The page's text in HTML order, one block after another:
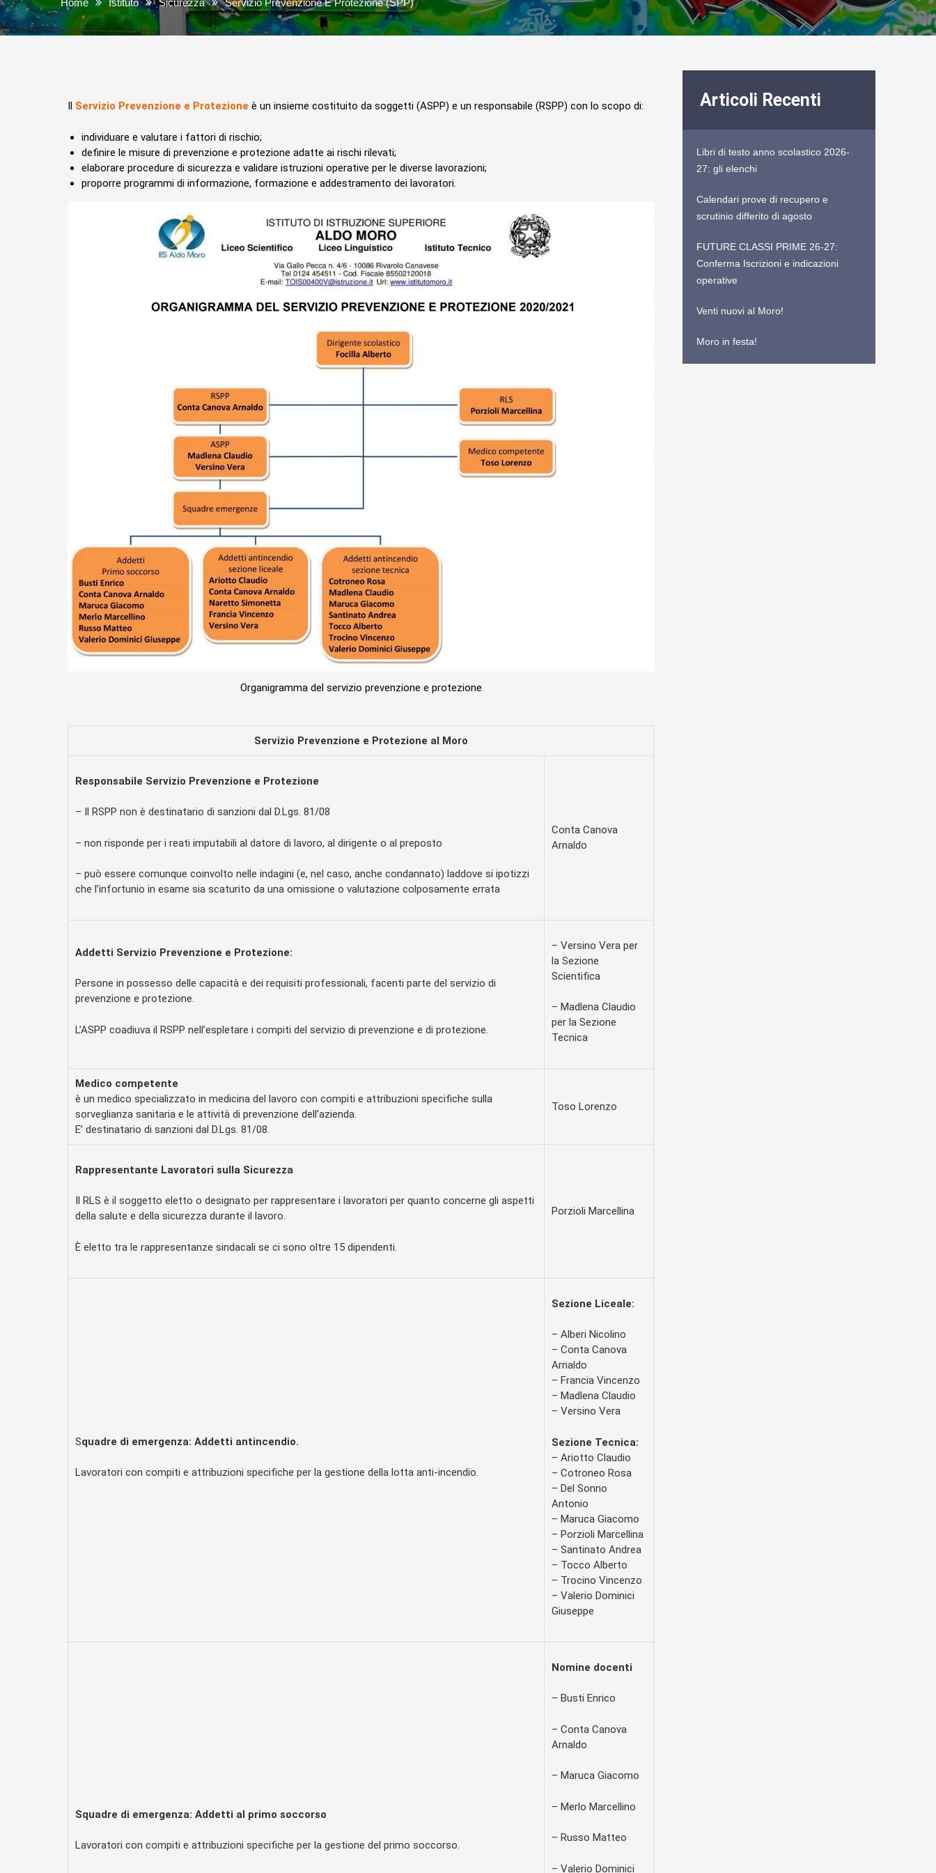
Home Istituto Sicurezza Servizio Prevenzione E Protezione (SPP)
Il Servizio Prevenzione e Protezione è un insieme costituito da soggetti (ASPP) e un responsabile (RSPP) con lo scopo di:
individuare e valutare i fattori di rischio;
definire le misure di prevenzione e protezione adatte ai rischi rilevati;
elaborare procedure di sicurezza e validare istruzioni operative per le diverse lavorazioni;
proporre programmi di informazione, formazione e addestramento dei lavoratori.
Organigramma del servizio prevenzione e protezione
Servizio Prevenzione e Protezione al Moro
Responsabile Servizio Prevenzione e Protezione
– Il RSPP non è destinatario di sanzioni dal D.Lgs. 81/08
– non risponde per i reati imputabili al datore di lavoro, al dirigente o al preposto
– può essere comunque coinvolto nelle indagini (e, nel caso, anche condannato) laddove si ipotizzi
che l’infortunio in esame sia scaturito da una omissione o valutazione colposamente errata
Conta Canova
Arnaldo
Addetti Servizio Prevenzione e Protezione:
Persone in possesso delle capacità e dei requisiti professionali, facenti parte del servizio di
prevenzione e protezione.
L’ASPP coadiuva il RSPP nell’espletare i compiti del servizio di prevenzione e di protezione.
– Versino Vera per
la Sezione
Scientifica
– Madlena Claudio
per la Sezione
Tecnica
Medico competente
è un medico specializzato in medicina del lavoro con compiti e attribuzioni specifiche sulla
sorveglianza sanitaria e le attività di prevenzione dell’azienda.
E’ destinatario di sanzioni dal D.Lgs. 81/08.
Toso Lorenzo
Rappresentante Lavoratori sulla Sicurezza
Il RLS è il soggetto eletto o designato per rappresentare i lavoratori per quanto concerne gli aspetti
della salute e della sicurezza durante il lavoro.
È eletto tra le rappresentanze sindacali se ci sono oltre 15 dipendenti.
Porzioli Marcellina
Squadre di emergenza: Addetti antincendio.
Lavoratori con compiti e attribuzioni specifiche per la gestione della lotta anti-incendio.
Sezione Liceale:
– Alberi Nicolino
– Conta Canova
Arnaldo
– Francia Vincenzo
– Madlena Claudio
– Versino Vera
Sezione Tecnica:
– Ariotto Claudio
– Cotroneo Rosa
– Del Sonno
Antonio
– Maruca Giacomo
– Porzioli Marcellina
– Santinato Andrea
– Tocco Alberto
– Trocino Vincenzo
– Valerio Dominici
Giuseppe
Squadre di emergenza: Addetti al primo soccorso
Lavoratori con compiti e attribuzioni specifiche per la gestione del primo soccorso.
Nomine docenti
– Busti Enrico
– Conta Canova
Arnaldo
– Maruca Giacomo
– Merlo Marcellino
– Russo Matteo
– Valerio Dominici
Articoli Recenti
Libri di testo anno scolastico 2026-
27: gli elenchi
Calendari prove di recupero e
scrutinio differito di agosto
FUTURE CLASSI PRIME 26-27:
Conferma Iscrizioni e indicazioni
operative
Venti nuovi al Moro!
Moro in festa!